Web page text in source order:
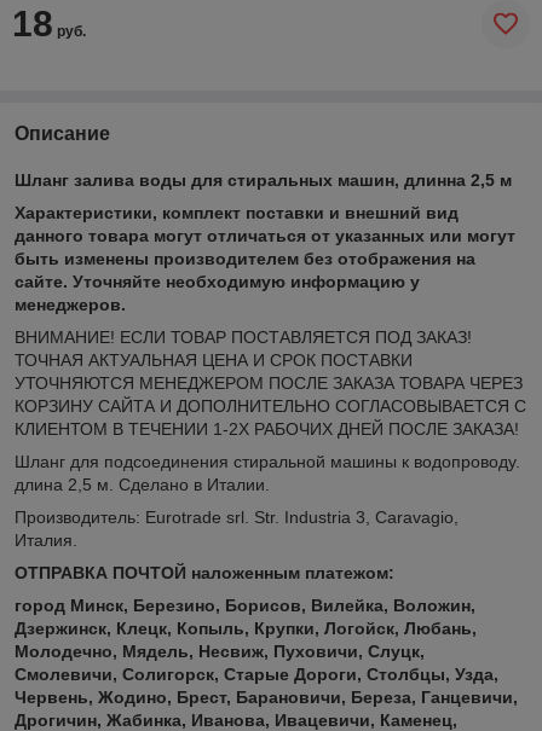
18 руб.
Описание
Шланг залива воды для стиральных машин, длинна 2,5 м
Xарактеристики, комплект поставки и внешний вид
данного товара могут отличаться от указанных или могут
быть изменены производителем без отображения на
сайте. Уточняйте необходимую информацию у
менеджеров.
ВНИМАНИЕ! ЕСЛИ ТОВАР ПОСТАВЛЯЕТСЯ ПОД ЗАКАЗ!
ТОЧНАЯ АКТУАЛЬНАЯ ЦЕНА И СРОК ПОСТАВКИ
УТОЧНЯЮТСЯ МЕНЕДЖЕРОМ ПОСЛЕ ЗАКАЗА ТОВАРА ЧЕРЕЗ
КОРЗИНУ САЙТА И ДОПОЛНИТЕЛЬНО СОГЛАСОВЫВАЕТСЯ С
КЛИЕНТОМ В ТЕЧЕНИИ 1-2Х РАБОЧИХ ДНЕЙ ПОСЛЕ ЗАКАЗА!
Шланг для подсоединения стиральной машины к водопроводу.
длина 2,5 м. Сделано в Италии.
Производитель: Eurotrade srl. Str. Industria 3, Caravagio,
Италия.
ОТПРАВКА ПОЧТОЙ наложенным платежом:
город Минск, Березино, Борисов, Вилейка, Воложин,
Дзержинск, Клецк, Копыль, Крупки, Логойск, Любань,
Молодечно, Мядель, Несвиж, Пуховичи, Слуцк,
Смолевичи, Солигорск, Старые Дороги, Столбцы, Узда,
Червень, Жодино, Брест, Барановичи, Береза, Ганцевичи,
Дрогичин, Жабинка, Иванова, Ивацевичи, Каменец,